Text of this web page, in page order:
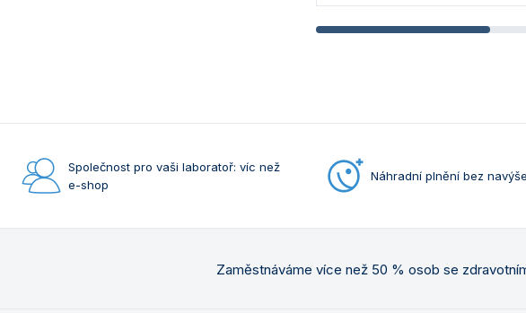
Společnost pro vaši laboratoř: víc než
e-shop
Náhradní plnění bez
Zaměstnáváme více než 50 % osob se